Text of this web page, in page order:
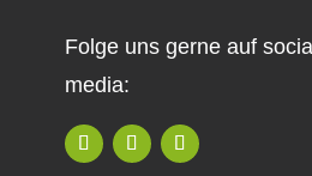
Folge uns gerne auf
media: